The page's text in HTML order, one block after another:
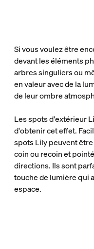
Si vous voulez être
devant les éléments
arbres singuliers ou
en valeur avec de la
de leur ombre
Les spots d'extérieur
d'obtenir cet effet.
spots Lily peuvent
coin ou recoin et
directions. Ils sont
touche de lumière qui
espace.